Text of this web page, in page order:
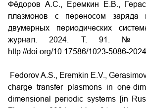
Фёдоров А.С., Еремкин Е.В.,
плазмонов с переносом
двумерных периодических
журнал. 2024. Т. 91. №
http://doi.org/10.17586/1023-5086-
Fedorov A.S., Eremkin E.V.,
charge transfer plasmons in one-
dimensional periodic systems [in